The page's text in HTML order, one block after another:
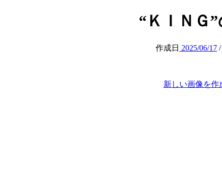
“ＫＩＮＧ
作成日 2025/06/17
新しい画像を作